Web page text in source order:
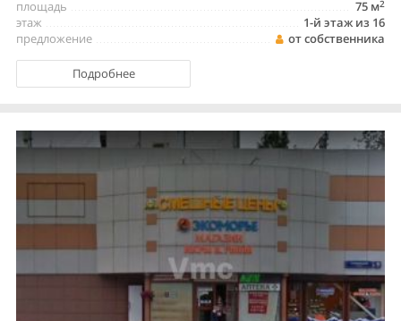
75 м2
площадь
1-й этаж из 16
этаж
от собственника
предложение
Подробнее